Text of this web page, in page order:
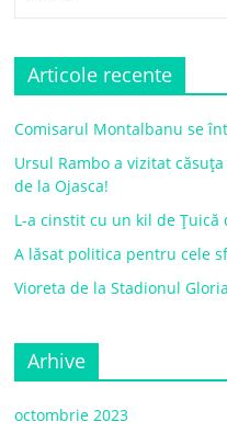
Articole recente
Comisarul Montalbanu se
Ursul Rambo a vizitat
de la Ojasca!
L-a cinstit cu un kil de Țuică
A lăsat politica pentru cele
Vioreta de la Stadionul Gloria
Arhive
octombrie 2023